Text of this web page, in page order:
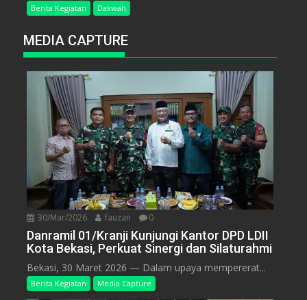
Berita Kegiatan Dakwah
MEDIA CAPTURE
30/Mar/2026 fauzan 0
Danramil 01/Kranji Kunjungi Kantor DPD LDII
Kota Bekasi, Perkuat Sinergi dan Silaturahmi
Bekasi, 30 Maret 2026 — Dalam upaya mempererat...
Berita Kegiatan Media Capture